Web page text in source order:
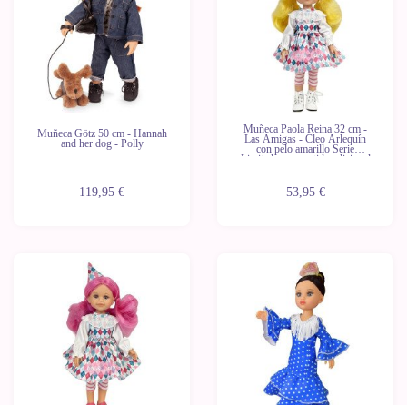
Muñeca Götz 50 cm - Hannah
and her dog - Polly
119,95 €
Muñeca Paola Reina 32 cm -
Las Amigas - Cleo Arlequín
con pelo amarillo Serie
Limitada con vestido adicional
53,95 €